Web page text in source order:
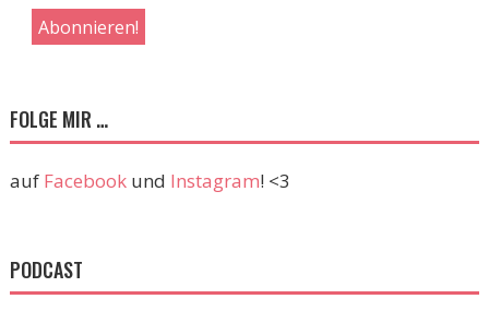
FOLGE MIR …
auf Facebookund Instagram! <3
PODCAST